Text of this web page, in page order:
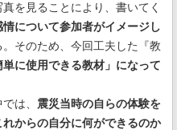
を見ることにより、書いてく
について参加者がイメージし
。そのため、今回工夫した『教
単に使用できる教材」になって
は、 震災当時の自らの体験を
からの自分に何ができるのか